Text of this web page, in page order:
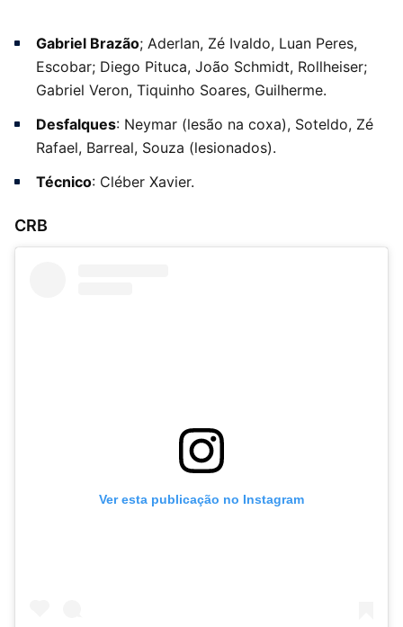
Gabriel Brazão; Aderlan, Zé Ivaldo, Luan Peres,
Escobar; Diego Pituca, João Schmidt, Rollheiser;
Gabriel Veron, Tiquinho Soares, Guilherme.
Desfalques: Neymar (lesão na coxa), Soteldo, Zé
Rafael, Barreal, Souza (lesionados).
Técnico: Cléber Xavier.
CRB
Ver esta publicação no Instagram